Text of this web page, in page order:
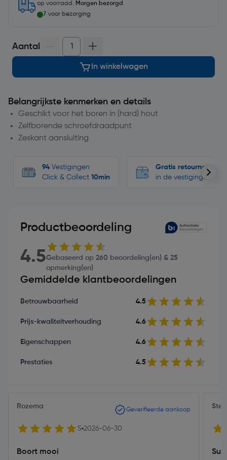
op voorraad. Morgen bezorgd .
7 voor bezorging
Aantal
In winkelwagen
Belangrijkste kenmerken en details
Geschikt voor het boren in (hard) hout
Zelfborende schroefdraadpunt
Zeskant aansluiting
94 Vestigingen
Click & Collect 10min
Gratis retourneren
in de vestigingen
Productbeoordeling
4.5Gebaseerd op 260 beoordeling(en) & 25
opmerking(en)
Gemiddelde klantbeoordelingen
Betrouwbaarheid 4.5
Prijs-kwaliteitverhouding 4.6
Eigenschappen 4.6
Prestaties 4.5
Rozema Geverifieerde aankoop
5 2026-06-30
Boort mooi